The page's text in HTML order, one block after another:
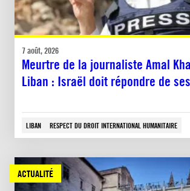
7 août, 2026
Meurtre de la journaliste Amal
Liban : Israël doit répondre de
LIBAN RESPECT DU DROIT INTERNATIONAL HUMANITAIRE
ACTUALITÉ